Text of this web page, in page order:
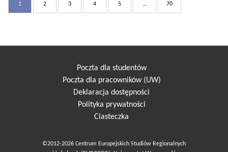
1 2 3 4 5 ... 70
Poczta dla studentów
Poczta dla pracowników (UW)
Deklaracja dostępności
Polityka prywatności
Ciasteczka
©2012-2026 Centrum Europejskich Studiów Regionalnych